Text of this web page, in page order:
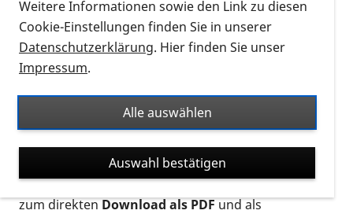
für blinde und sehbehinderte Menschen an.
Auf dieser Seite finden Sie sämtliches Infomaterial
Ort. Nutzen Sie den Formatfilter, um ausschließlich
nach Flyern und Broschüren, Audios oder Videos zu
suchen. Die meisten Flyer und Broschüren werden in
verschiedenen Formaten angeboten: zur
postalischen Bestellung als gedruckte Variante
zum direktenDownload als PDFund als
Weitere Informationen sowie den Link zu diesen
Cookie-Einstellungen finden Sie in unserer
Datenschutzerklärung. Hier finden Sie unser
Impressum.
Alle auswählen
Auswahl bestätigen